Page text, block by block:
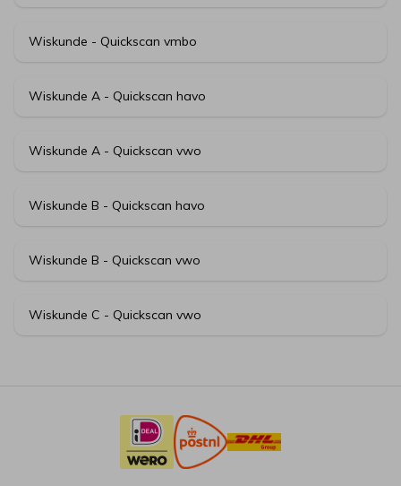
Wiskunde - Quickscan vmbo
Wiskunde A - Quickscan havo
Wiskunde A - Quickscan vwo
Wiskunde B - Quickscan havo
Wiskunde B - Quickscan vwo
Wiskunde C - Quickscan vwo